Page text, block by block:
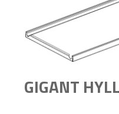
GIGANT